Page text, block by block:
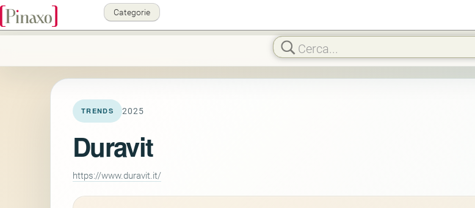
Categorie
TRENDS 2025
Duravit
https://www.duravit.it/